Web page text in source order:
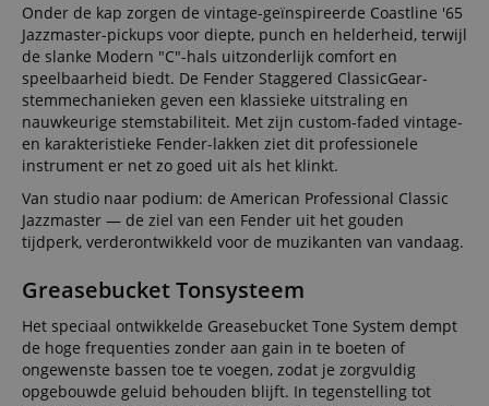
Onder de kap zorgen de vintage-geïnspireerde Coastline '65
Jazzmaster-pickups voor diepte, punch en helderheid, terwijl
de slanke Modern "C"-hals uitzonderlijk comfort en
speelbaarheid biedt. De Fender Staggered ClassicGear-
stemmechanieken geven een klassieke uitstraling en
nauwkeurige stemstabiliteit. Met zijn custom-faded vintage-
en karakteristieke Fender-lakken ziet dit professionele
instrument er net zo goed uit als het klinkt.
Van studio naar podium: de American Professional Classic
Jazzmaster — de ziel van een Fender uit het gouden
tijdperk, verderontwikkeld voor de muzikanten van vandaag.
Greasebucket Tonsysteem
Het speciaal ontwikkelde Greasebucket Tone System dempt
de hoge frequenties zonder aan gain in te boeten of
ongewenste bassen toe te voegen, zodat je zorgvuldig
opgebouwde geluid behouden blijft. In tegenstelling tot